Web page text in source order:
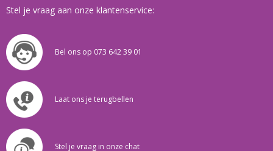
Stel je vraag aan onze klantenservice:
Bel ons op 073 642 39 01
Laat ons je terugbellen
Stel je vraag in onze chat